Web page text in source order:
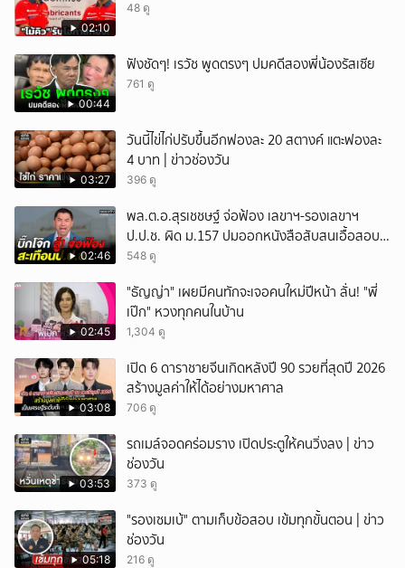
02:10
48 ดู
00:44
ฟังชัดๆ! เรวัช พูดตรงๆ ปมคดีสองพี่น้องรัสเซีย
761 ดู
03:27
วันนี้ไข่ไก่ปรับขึ้นอีกฟองละ 20 สตางค์ แตะฟองละ
4 บาท | ข่าวช่องวัน
396 ดู
02:46
พล.ต.อ.สุรเชชษฐ์ จ่อฟ้อง เลขาฯ-รองเลขาฯ
ป.ป.ช. ผิด ม.157 ปมออกหนังสือสับสนเอื้อสอบ
คดีซ้ำซ้อน
548 ดู
02:45
"ธัญญ่า" เผยมีคนทักจะเจอคนใหม่ปีหน้า ลั่น! "พี่
เป๊ก" หวงทุกคนในบ้าน
1,304 ดู
03:08
เปิด 6 ดาราชายจีนเกิดหลังปี 90 รวยที่สุดปี 2026
สร้างมูลค่าให้ได้อย่างมหาศาล
706 ดู
03:53
รถเมล์จอดคร่อมราง เปิดประตูให้คนวิ่งลง | ข่าว
ช่องวัน
373 ดู
05:18
"รองเซมเบ้" ตามเก็บข้อสอบ เข้มทุกขั้นตอน | ข่าว
ช่องวัน
216 ดู